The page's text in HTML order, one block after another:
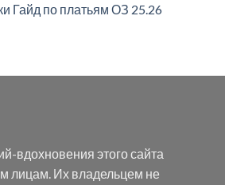
Гайд по платьям ОЗ 25.26
вдохновения этого сайта
лицам. Их владельцем не